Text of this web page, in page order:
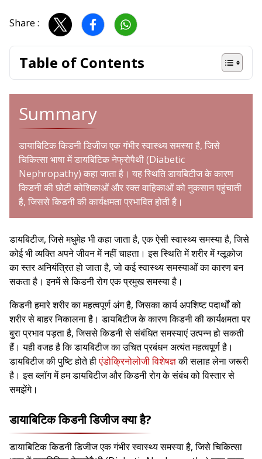
Share :
Table of Contents
Summary
डायाबिटिक किडनी डिजीज एक गंभीर स्वास्थ्य समस्या है, जिसे
चिकित्सा भाषा में डायबिटिक नेफ्रोपैथी (Diabetic
Nephropathy) कहा जाता है। यह स्थिति डायबिटीज के कारण
किडनी की छोटी कोशिकाओं और रक्त वाहिकाओं को नुकसान पहुंचाती
है, जिससे किडनी की कार्यक्षमता प्रभावित होती है।
डायबिटीज, जिसे मधुमेह भी कहा जाता है, एक ऐसी स्वास्थ्य समस्या है, जिसे
कोई भी व्यक्ति अपने जीवन में नहीं चाहता। इस स्थिति में शरीर में ग्लूकोज
का स्तर अनियंत्रित हो जाता है, जो कई स्वास्थ्य समस्याओं का कारण बन
सकता है। इनमें से किडनी रोग एक प्रमुख समस्या है।
किडनी हमारे शरीर का महत्वपूर्ण अंग है, जिसका कार्य अपशिष्ट पदार्थों को
शरीर से बाहर निकालना है। डायबिटीज के कारण किडनी की कार्यक्षमता पर
बुरा प्रभाव पड़ता है, जिससे किडनी से संबंधित समस्याएं उत्पन्न हो सकती
हैं। यही वजह है कि डायबिटीज का उचित प्रबंधन अत्यंत महत्वपूर्ण है।
डायबिटीज की पुष्टि होते हीएंडोक्रिनोलोजी विशेषज्ञकी सलाह लेना जरूरी
है। इस ब्लॉग में हम डायबिटीज और किडनी रोग के संबंध को विस्तार से
समझेंगे।
डायाबिटिक किडनी डिजीज क्या है?
डायाबिटिक किडनी डिजीज एक गंभीर स्वास्थ्य समस्या है, जिसे चिकित्सा